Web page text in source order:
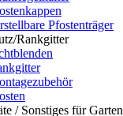
Pfostenträger
Rankgitter
/ Sonstiges für Garten